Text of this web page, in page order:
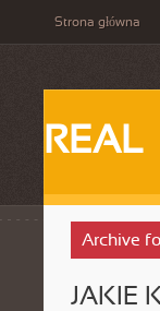
Strona główna
REAL
Archive
JAKIE